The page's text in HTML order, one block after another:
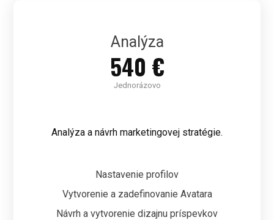
Analýza
540 €
Jednorázovo
Analýza a návrh marketingovej stratégie.
Nastavenie profilov
Vytvorenie a zadefinovanie Avatara
Návrh a vytvorenie dizajnu príspevkov